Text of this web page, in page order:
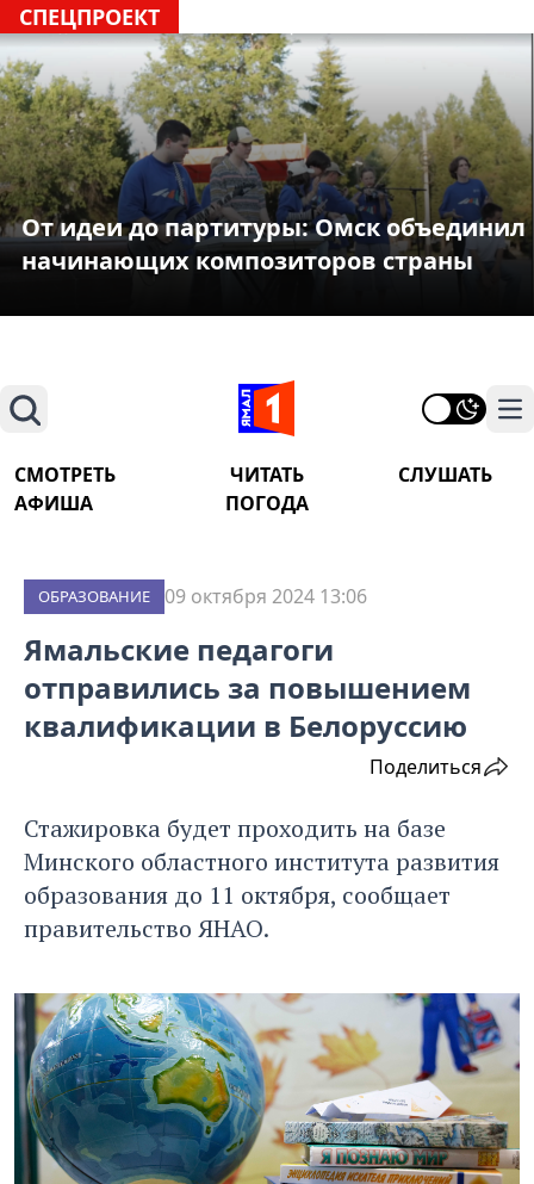
СПЕЦПРОЕКТ
От идеи до партитуры: Омск объединил
начинающих композиторов страны
Поиск
СМОТРЕТЬ ЧИТАТЬ
СЛУШАТЬ
АФИША
ПОГОДА
ОБРАЗОВАНИЕ 09 октября 2024 13:06
Ямальские педагоги
отправились за повышением
квалификации в Белоруссию
Поделиться
Стажировка будет проходить на базе
Минского областного института развития
образования до 11 октября, сообщает
правительство ЯНАО.